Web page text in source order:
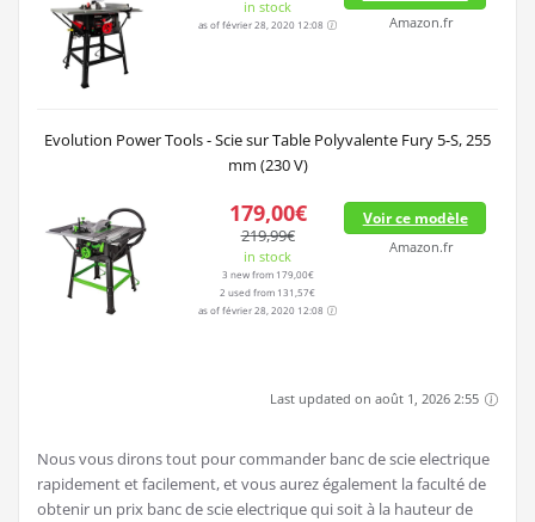
in stock
as of février 28, 2020 12:08 Amazon.fr
Evolution Power Tools - Scie sur Table Polyvalente Fury 5-S, 255
mm (230 V)
179,00€
219,99€
in stock
3 new from 179,00€
2 used from 131,57€
as of février 28, 2020 12:08
Voir ce modèle
Amazon.fr
Last updated on août 1, 2026 2:55
Nous vous dirons tout pour commander banc de scie electrique
rapidement et facilement, et vous aurez également la faculté de
obtenir un prix banc de scie electrique qui soit à la hauteur de